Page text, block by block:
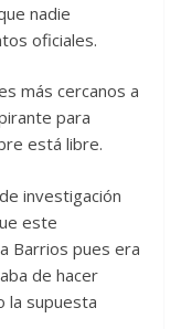
nadie
oficiales.
más cercanos a
para
está libre.
investigación
este
Barrios pues era
de hacer
la supuesta